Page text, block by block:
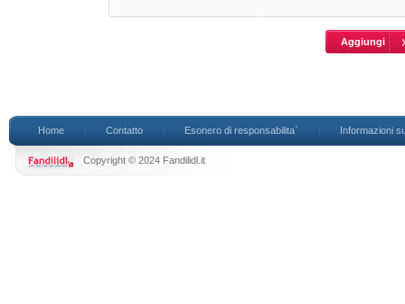
Home Contatto Esonero di responsabilita` Informazioni
Copyright © 2024 Fandilidl.it